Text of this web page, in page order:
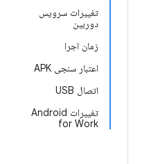
تغییرات سرویس
دوربین
زمان اجرا
اعتبار سنجی APK
اتصال USB
تغییرات Android
for Work